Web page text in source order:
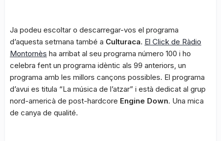
Ja podeu escoltar o descarregar-vos el programa
d’aquesta setmana també a Culturaca. El Click de Ràdio
Montornès ha arribat al seu programa número 100 i ho
celebra fent un programa idèntic als 99 anteriors, un
programa amb les millors cançons possibles. El programa
d’avui es titula “La música de l’atzar” i està dedicat al grup
nord-americà de post-hardcore Engine Down. Una mica
de canya de qualité.